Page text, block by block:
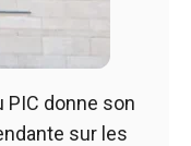
donne son
sur les